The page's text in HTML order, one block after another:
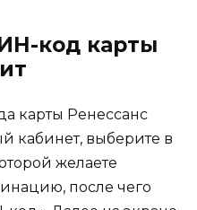
код карты
карты Ренессанс
кабинет, выберите в
желаете
после чего